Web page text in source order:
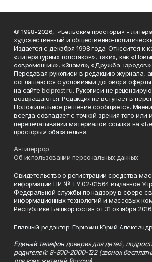
© 1998-2026, «Бельские просторы» -
художественный и общественно-
Издается с декабря 1998 года. Относится к
«литературных толстяков», таких, как
современник», «Знамя», «Дружба
Передавая рукописи в редакцию журнала,
соглашаются с условиями договора
на сайтеbelprost.ru. Рукописи не
возвращаются. Редакция не вступает в
Положительное решение сообщается.
всегда совпадает с точкой зрения того или
перепечатывании материалов ссылка на
просторы» обязательна.
Антитеррор
Об использовании персональных данных
Свидетельство о регистрации средства
информации ПИ № ТУ 02-01564 выданное
Федеральной службы по надзору в сфере
информационных технологий и массовых
Республике Башкортостан от 31 октября 2016
Главный редактор: Горюхин Юрий
Единый телефон доверия для детей,
родителей: 8-800-2000-122 (звонок
для всех жителей России).